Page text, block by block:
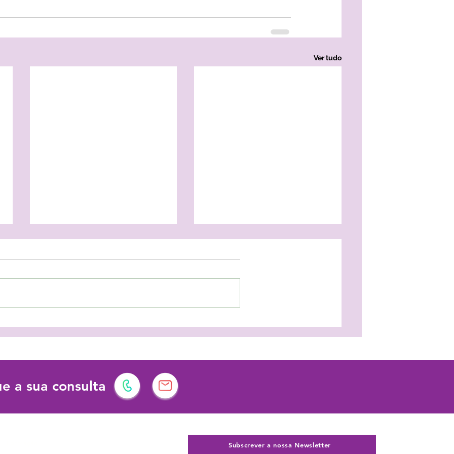
Ver tudo
As férias podem ter vários
significados!
Proteger as crianças em
demasia trava o seu
a sua consulta
Subscrever a nossa Newsletter